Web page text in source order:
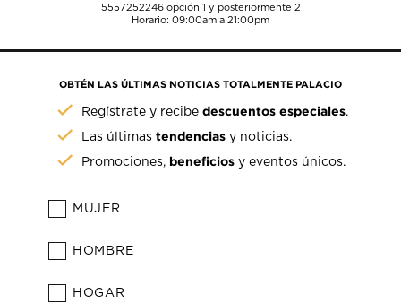
5557252246opción 1 y posteriormente 2
Horario: 09:00am a 21:00pm
OBTÉN LAS ÚLTIMAS NOTICIAS TOTALMENTE PALACIO
Regístrate y recibedescuentos especiales.
Las últimastendencias y noticias.
Promociones, beneficios y eventos únicos.
MUJER
HOMBRE
HOGAR